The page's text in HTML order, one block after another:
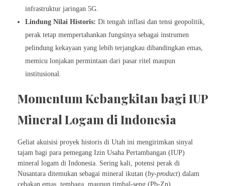
infrastruktur jaringan 5G.
Lindung Nilai Historis: Di tengah inflasi dan tensi geopolitik,
perak tetap mempertahankan fungsinya sebagai instrumen
pelindung kekayaan yang lebih terjangkau dibandingkan emas,
memicu lonjakan permintaan dari pasar ritel maupun
institusional.
Momentum Kebangkitan bagi IUP
Mineral Logam di Indonesia
Geliat akuisisi proyek historis di Utah ini mengirimkan sinyal
tajam bagi para pemegang Izin Usaha Pertambangan (IUP)
mineral logam di Indonesia. Sering kali, potensi perak di
Nusantara ditemukan sebagai mineral ikutan (by-product) dalam
cebakan emas, tembaga, maupun timbal-seng (Pb-Zn).